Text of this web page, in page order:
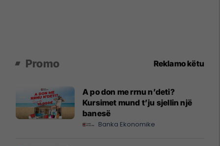
Promo Reklamo këtu
A po don me rrnu n’deti?
Kursimet mund t’ju sjellin një
banesë
Banka Ekonomike